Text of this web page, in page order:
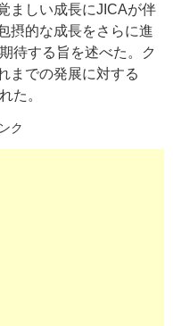
ましい成長にJICAが伴
摂的な成長をさらに進
待する旨を述べた。ク
までの発展に対する
た。
ク